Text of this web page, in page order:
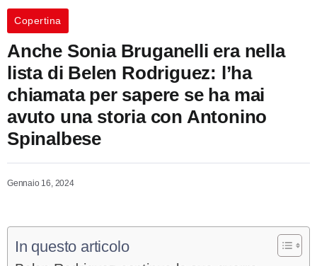
Copertina
Anche Sonia Bruganelli era nella
lista di Belen Rodriguez: l’ha
chiamata per sapere se ha mai
avuto una storia con Antonino
Spinalbese
Gennaio 16, 2024
In questo articolo